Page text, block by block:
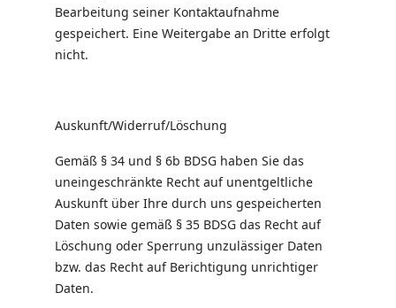
Bearbeitung seiner Kontaktaufnahme
gespeichert. Eine Weitergabe an Dritte erfolgt
nicht.
Auskunft/Widerruf/Löschung
Gemäß § 34 und § 6b BDSG haben Sie das
uneingeschränkte Recht auf unentgeltliche
Auskunft über Ihre durch uns gespeicherten
Daten sowie gemäß § 35 BDSG das Recht auf
Löschung oder Sperrung unzulässiger Daten
bzw. das Recht auf Berichtigung unrichtiger
Daten.